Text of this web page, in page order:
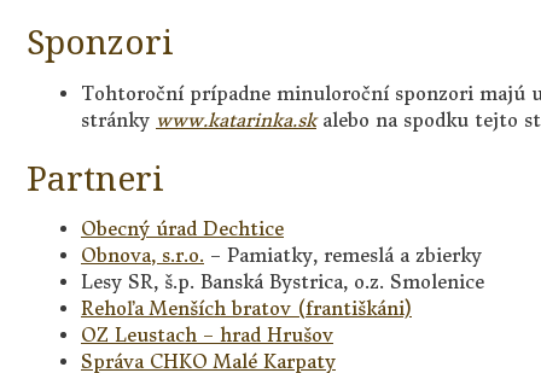
Sponzori
Tohtoroční prípadne minuloroční sponzori majú
stránky www.katarinka.sk alebo na spodku tejto
Partneri
Obecný úrad Dechtice
Obnova, s.r.o. – Pamiatky, remeslá a zbierky
Lesy SR, š.p. Banská Bystrica, o.z. Smolenice
Rehoľa Menších bratov (františkáni)
OZ Leustach – hrad Hrušov
Správa CHKO Malé Karpaty